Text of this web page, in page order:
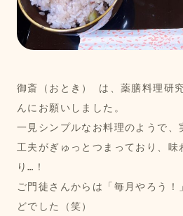
御斎（おとき） は、薬膳料理研
んにお願いしました。
一見シンプルなお料理のようで、
工夫がぎゅっとつまっており、味
り…！
ご門徒さんからは「毎月やろう！
どでした（笑）